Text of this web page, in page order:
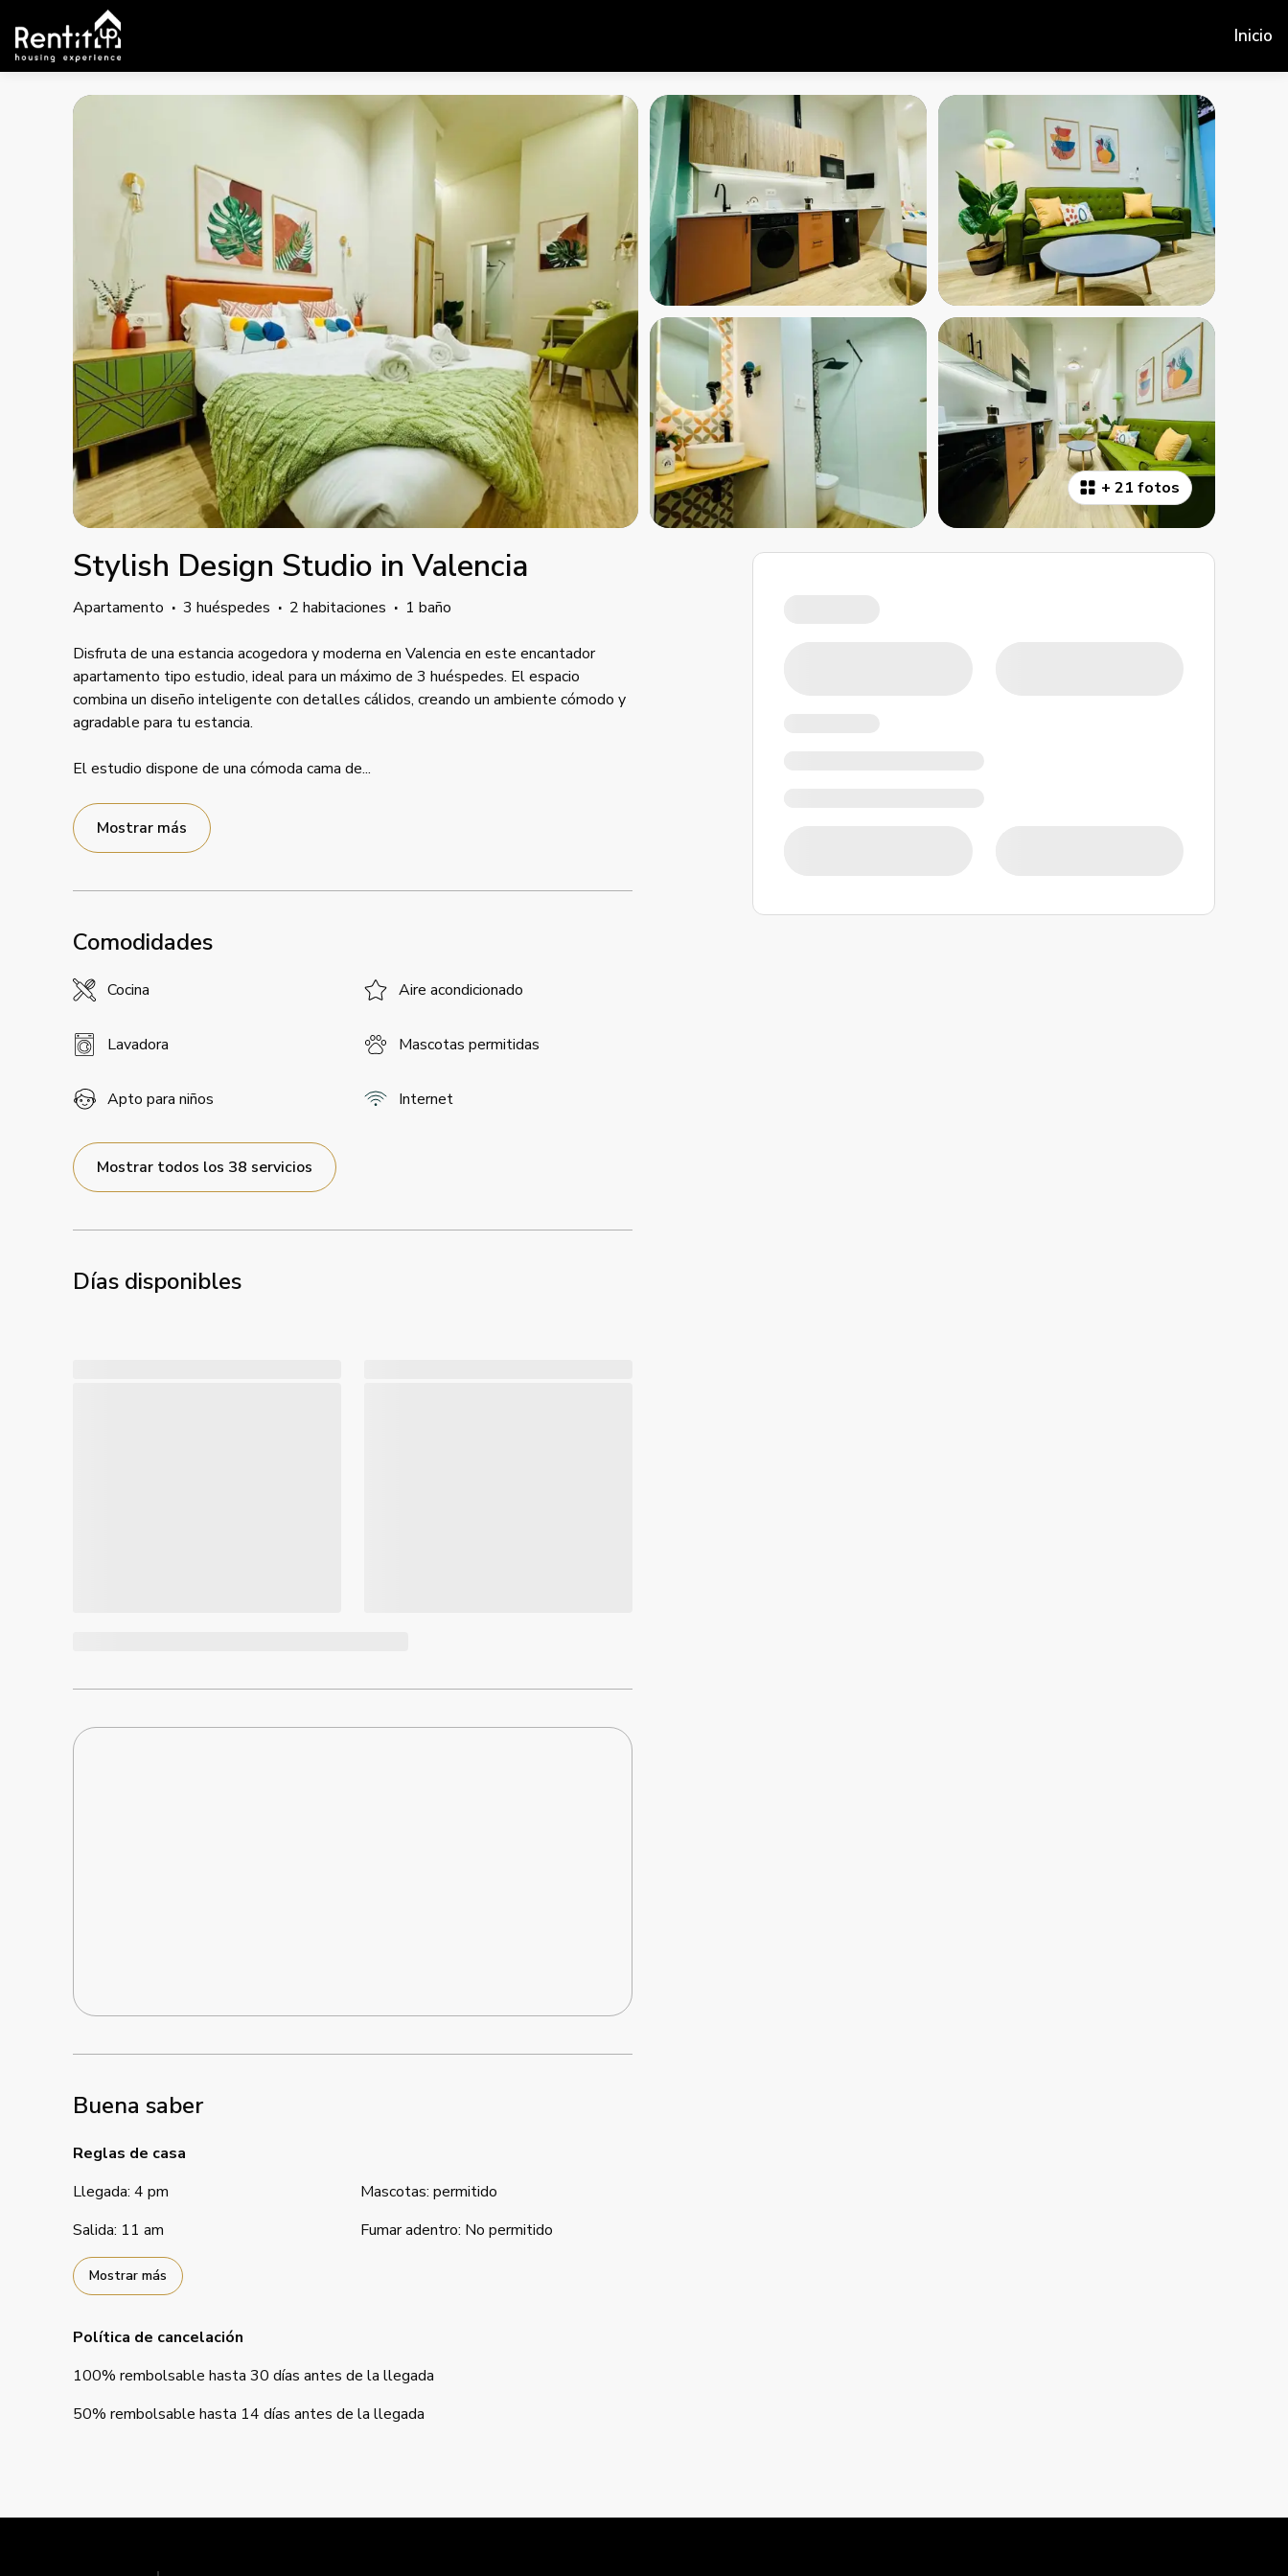
Inicio
+ 21 fotos
Stylish Design Studio in Valencia
Apartamento · 3 huéspedes · 2 habitaciones · 1 baño
Disfruta de una estancia acogedora y moderna en Valencia en este encantador
apartamento tipo estudio, ideal para un máximo de 3 huéspedes. El espacio
combina un diseño inteligente con detalles cálidos, creando un ambiente cómodo y
agradable para tu estancia.
El estudio dispone de una cómoda cama de...
Mostrar más
Comodidades
Cocina Aire acondicionado
Lavadora Mascotas permitidas
Apto para niños Internet
Mostrar todos los 38 servicios
Días disponibles
Buena saber
Reglas de casa
Llegada: 4 pm
Salida: 11 am
Mascotas: permitido
Fumar adentro: No permitido
Mostrar más
Política de cancelación
100% rembolsable hasta 30 días antes de la llegada
50% rembolsable hasta 14 días antes de la llegada